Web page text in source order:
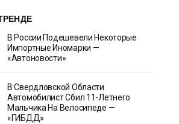
В России Подешевели Некоторые
Импортные Иномарки —
«Автоновости»
В Свердловской Области
Автомобилист Сбил 11-Летнего
Мальчика На Велосипеде —
«ГИБДД»